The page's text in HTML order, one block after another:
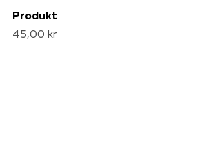
Produkt
45,00 kr